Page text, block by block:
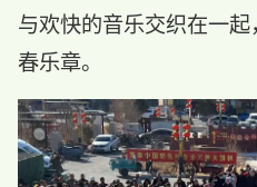
与欢快的音乐交织在一
春乐章。